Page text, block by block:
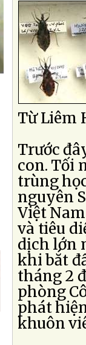
Từ Liêm
Trước
con. Tối
trùng
nguyên
Việt
và tiêu
dịch lớn
khi bắt
tháng 2
phòng
phát
khuôn